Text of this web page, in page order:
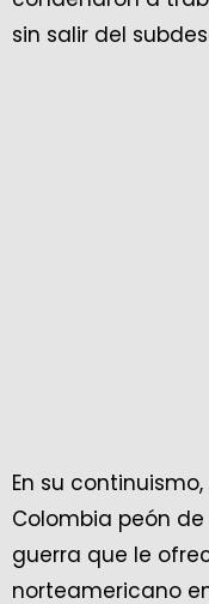
sin salir del
En su
Colombia peón de
guerra que le
norteamericano